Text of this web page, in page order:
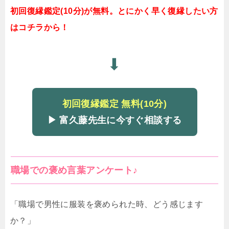
初回復縁鑑定(10分)が無料。とにかく早く復縁したい方
はコチラから！
⬇
初回復縁鑑定 無料(10分)
▶ 富久藤先生に今すぐ相談する
職場での褒め言葉アンケート♪
「職場で男性に服装を褒められた時、どう感じます
か？」